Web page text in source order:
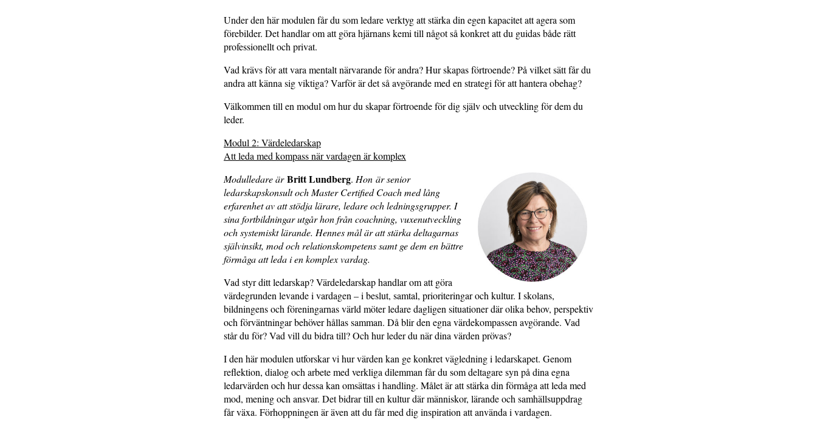
Under den här modulen får du som ledare verktyg att stärka din egen kapacitet att agera som
förebilder. Det handlar om att göra hjärnans kemi till något så konkret att du guidas både rätt
professionellt och privat.
Vad krävs för att vara mentalt närvarande för andra? Hur skapas förtroende? På vilket sätt får du
andra att känna sig viktiga? Varför är det så avgörande med en strategi för att hantera obehag?
Välkommen till en modul om hur du skapar förtroende för dig själv och utveckling för dem du
leder.
Modul 2: Värdeledarskap
Att leda med kompass när vardagen är komplex
Modulledare är Britt Lundberg. Hon är senior
ledarskapskonsult och Master Certified Coach med lång
erfarenhet av att stödja lärare, ledare och ledningsgrupper. I
sina fortbildningar utgår hon från coachning, vuxenutveckling
och systemiskt lärande. Hennes mål är att stärka deltagarnas
självinsikt, mod och relationskompetens samt ge dem en bättre
förmåga att leda i en komplex vardag.
Vad styr ditt ledarskap? Värdeledarskap handlar om att göra
värdegrunden levande i vardagen – i beslut, samtal, prioriteringar och kultur. I skolans,
bildningens och föreningarnas värld möter ledare dagligen situationer där olika behov, perspektiv
och förväntningar behöver hållas samman. Då blir den egna värdekompassen avgörande. Vad
står du för? Vad vill du bidra till? Och hur leder du när dina värden prövas?
I den här modulen utforskar vi hur värden kan ge konkret vägledning i ledarskapet. Genom
reflektion, dialog och arbete med verkliga dilemman får du som deltagare syn på dina egna
ledarvärden och hur dessa kan omsättas i handling. Målet är att stärka din förmåga att leda med
mod, mening och ansvar. Det bidrar till en kultur där människor, lärande och samhällsuppdrag
får växa. Förhoppningen är även att du får med dig inspiration att använda i vardagen.